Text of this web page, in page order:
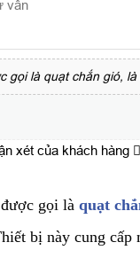
gọi là quạt chắn gió,
xét của khách hàng
gọi là quạt
bị này cung cấp